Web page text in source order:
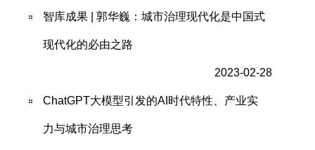
智库成果 | 郭华巍：城市治理现代化是中国式
现代化的必由之路
2023-02-28
ChatGPT大模型引发的AI时代特性、产业实
力与城市治理思考